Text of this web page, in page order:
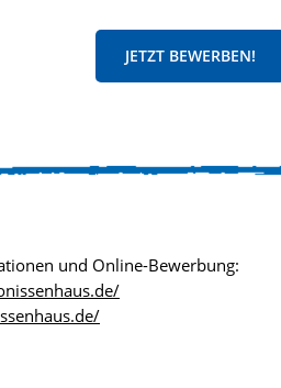
JETZT BEWERBEN!
und Online-Bewerbung: